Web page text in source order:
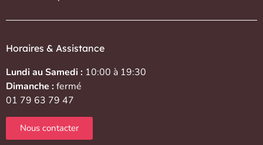
Horaires & Assistance
Lundi au Samedi : 10:00 à 19:30
Dimanche :fermé
01 79 63 79 47
Nous contacter